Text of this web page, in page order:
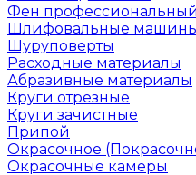
Фен
Шлифовальные
Шуруповерты
Расходные материалы
Абразивные материалы
Круги отрезные
Круги зачистные
Припой
Окрасочное
Окрасочные камеры